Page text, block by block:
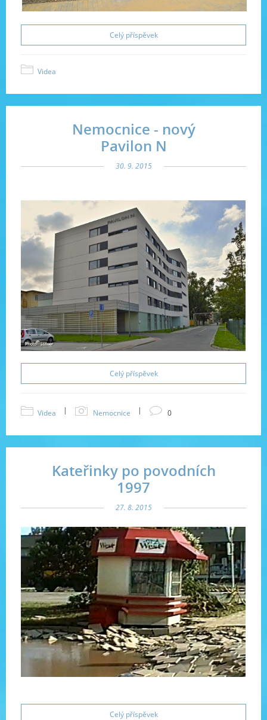
Celý příspěvek
Videa
Nemocnice - nový
Pavilon N
30. 9. 2015
Celý příspěvek
Videa | Nemocnice | 0
Kateřinky po povodních
1997
27. 8. 2015
Celý příspěvek